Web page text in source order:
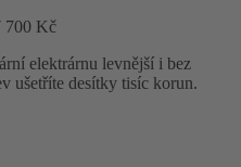
700 Kč
elektrárnu levnější i bez
ušetříte desítky tisíc korun.